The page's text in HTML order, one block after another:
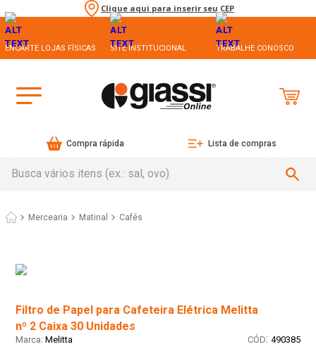
Clique aqui para inserir seu CEP
ENCARTE LOJAS FÍSICAS SITE INSTITUCIONAL TRABALHE CONOSCO
Compra rápida Lista de compras
Mercearia Matinal Cafés
Filtro de Papel para Cafeteira Elétrica Melitta
nº 2 Caixa 30 Unidades
Melitta : 490385